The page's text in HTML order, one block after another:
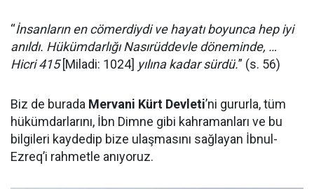
“İnsanların en cömerdiydi ve hayatı boyunca hep iyi
anıldı. Hükümdarlığı Nasırüddevle döneminde, …
Hicri 415[Miladi: 1024] yılına kadar sürdü.” (s. 56)
Biz de burada Mervani Kürt Devleti’ni gururla, tüm
hükümdarlarını, İbn Dimne gibi kahramanları ve bu
bilgileri kaydedip bize ulaşmasını sağlayan İbnul-
Ezreq’i rahmetle anıyoruz.